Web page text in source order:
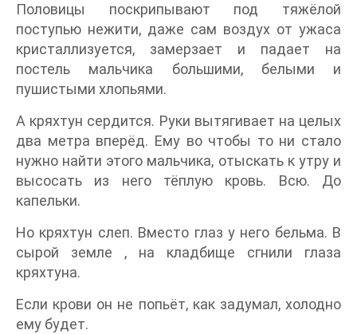
Половицы поскрипывают под тяжёлой
поступью нежити, даже сам воздух от ужаса
кристаллизуется, замерзает и падает на
постель мальчика большими, белыми и
пушистыми хлопьями.
А кряхтун сердится. Руки вытягивает на целых
два метра вперёд. Ему во чтобы то ни стало
нужно найти этого мальчика, отыскать к утру и
высосать из него тёплую кровь. Всю. До
капельки.
Но кряхтун слеп. Вместо глаз у него бельма. В
сырой земле , на кладбище сгнили глаза
кряхтуна.
Если крови он не попьёт, как задумал, холодно
ему будет.